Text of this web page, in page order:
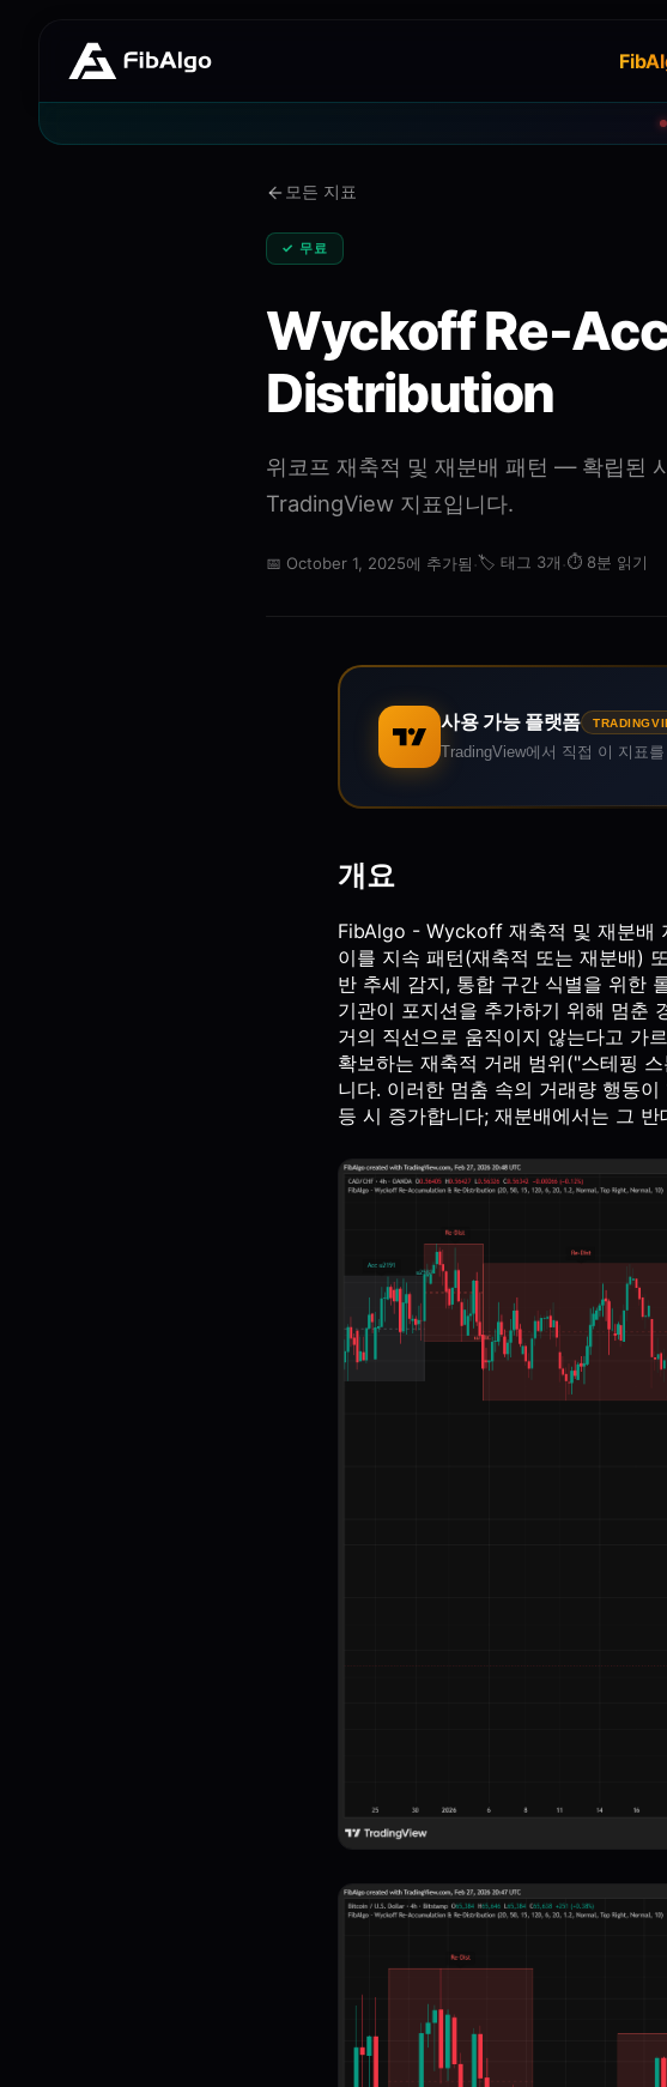
모든 지표
✓ 무료
Wyckoff Re-
Distribution
위코프 재축적 및 재분배 패턴 — 확립된
TradingView 지표입니다.
📅 October 1, 2025에 추가됨 ·🏷️ 태그 3개 ·⏱️ 8분 읽기
사용 가능 플랫폼
TradingView에서 직접 이 지표
개요
FibAlgo - Wyckoff 재축적 및 재분배
이를 지속 패턴(재축적 또는 재분배)
반 추세 감지, 통합 구간 식별을 위한
기관이 포지션을 추가하기 위해 멈춘
거의 직선으로 움직이지 않는다고
확보하는 재축적 거래 범위("스테핑
니다. 이러한 멈춤 속의 거래량 행동
등 시 증가합니다; 재분배에서는 그